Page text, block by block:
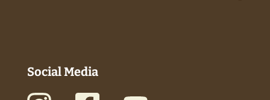
Social Media